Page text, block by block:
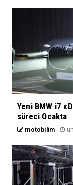
Yeni BMW i7
süreci Ocakta
motobilim